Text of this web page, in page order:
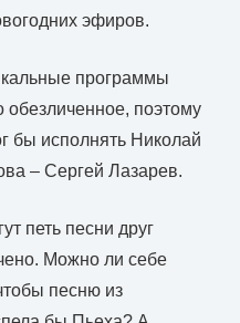
эфиров.
программы
обезличенное, поэтому
бы исполнять Николай
– Сергей Лазарев.
петь песни друг
Можно ли себе
песню из